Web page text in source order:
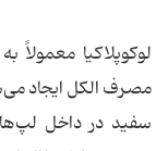
لوکوپلاکیا معمولاً
مصرف الکل ایجاد
سفید در داخل